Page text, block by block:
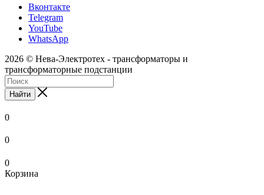
Вконтакте
Telegram
YouTube
WhatsApp
2026 © Нева-Электротех - трансформаторы и
трансформаторные подстанции
Найти
0
0
0
Корзина